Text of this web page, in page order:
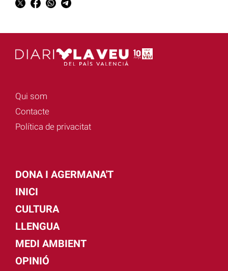
Qui som
Contacte
Política de privacitat
DONA I AGERMANA'T
INICI
CULTURA
LLENGUA
MEDI AMBIENT
OPINIÓ